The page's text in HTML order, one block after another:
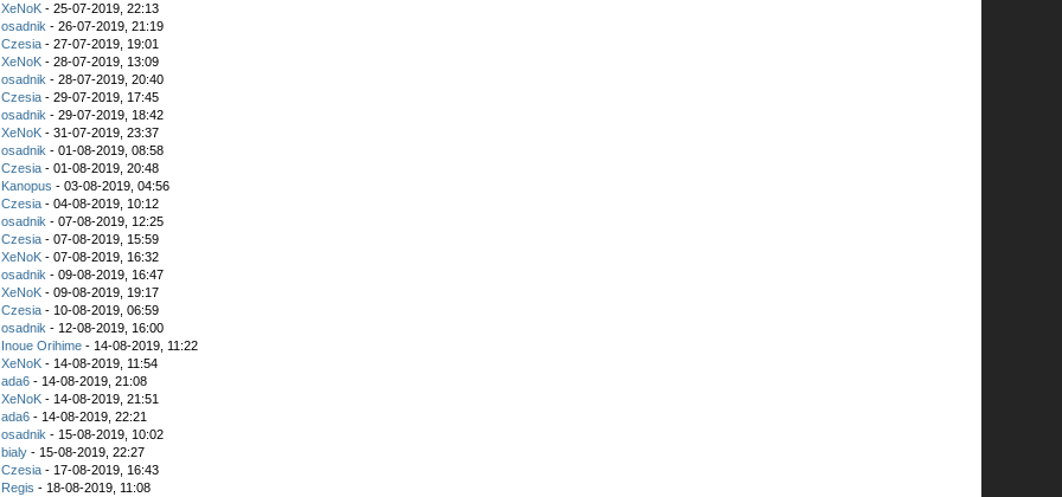
XeNoK - 25-07-2019, 22:13
osadnik - 26-07-2019, 21:19
Czesia - 27-07-2019, 19:01
XeNoK - 28-07-2019, 13:09
osadnik - 28-07-2019, 20:40
Czesia - 29-07-2019, 17:45
osadnik - 29-07-2019, 18:42
XeNoK - 31-07-2019, 23:37
osadnik - 01-08-2019, 08:58
Czesia - 01-08-2019, 20:48
Kanopus - 03-08-2019, 04:56
Czesia - 04-08-2019, 10:12
osadnik - 07-08-2019, 12:25
Czesia - 07-08-2019, 15:59
XeNoK - 07-08-2019, 16:32
osadnik - 09-08-2019, 16:47
XeNoK - 09-08-2019, 19:17
Czesia - 10-08-2019, 06:59
osadnik - 12-08-2019, 16:00
Inoue Orihime - 14-08-2019, 11:22
XeNoK - 14-08-2019, 11:54
ada6 - 14-08-2019, 21:08
XeNoK - 14-08-2019, 21:51
ada6 - 14-08-2019, 22:21
osadnik - 15-08-2019, 10:02
bialy - 15-08-2019, 22:27
Czesia - 17-08-2019, 16:43
Regis - 18-08-2019, 11:08